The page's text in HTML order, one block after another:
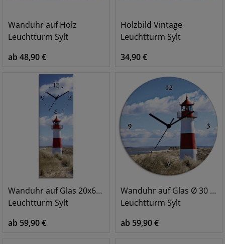
Wanduhr auf Holz
Leuchtturm Sylt
ab 48,90 €
Holzbild Vintage
Leuchtturm Sylt
34,90 €
Wanduhr auf Glas 20x60 cm
Leuchtturm Sylt
ab 59,90 €
Wanduhr auf Glas Ø 30 cm
Leuchtturm Sylt
ab 59,90 €